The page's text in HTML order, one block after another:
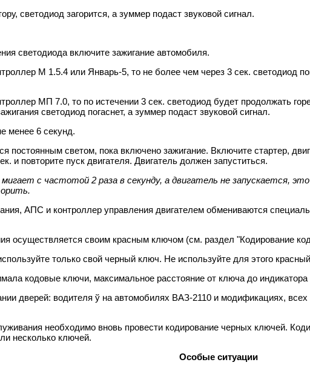
светодиод загорится, а зуммер подаст звуковой сигнал.
светодиода включите зажигание автомобиля.
М 1.5.4 или Январь-5, то не более чем через 3 сек. светодиод
МП 7.0, то по истечении 3 сек. светодиод будет продолжать
светодиод погаснет, а зуммер подаст звуковой сигнал.
менее 6 секунд.
постоянным светом, пока включено зажигание. Включите стартер,
и повторите пуск двигателя. Двигатель должен запуститься.
с частотой 2 раза в секунду, а двигатель не запускается,
АПС и контроллер управления двигателем обмениваются
осуществляется своим красным ключом (см. раздел "Кодирование
только свой черный ключ. Не используйте для этого
кодовые ключи, максимальное расстояние от ключа до
дверей: водителя ў на автомобилях ВАЗ-2110 и модификациях,
необходимо вновь провести кодирование черных ключей.
несколько ключей.
Особые ситуации